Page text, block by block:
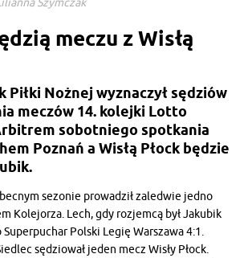
meczu z Wisłą
Piłki Nożnej wyznaczył sędziów
meczów 14. kolejki Lotto
sobotniego spotkania
Poznań a Wisłą Płock będzie
sezonie prowadził zaledwie jedno
Kolejorza. Lech, gdy rozjemcą był Jakubik
Superpuchar Polski Legię Warszawa 4:1.
sędziował jeden mecz Wisły Płock.